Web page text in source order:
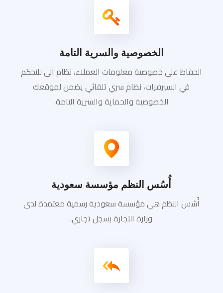
الخصوصية والسرية التامة
الحفاظ على خصوصية معلومات العملاء، نظام آلي للتحكم
في السيرفرات، نظام سري تلقائي يضمن لموقعك
الخصوصية والحماية والسرية التامة.
أُسُس النظم مؤسسة سعودية
أُسُس النظم هي مؤسسة سعودية رسمية معتمدة لدى
وزارة التجارة بسجل تجاري.